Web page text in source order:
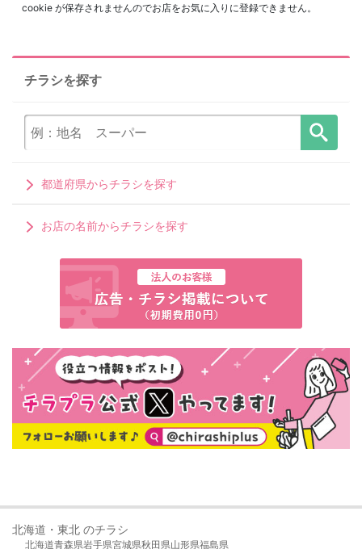
cookie が保存されませんのでお店をお気に入りに登録できません。
チラシを探す
都道府県からチラシを探す
お店の名前からチラシを探す
北海道・東北 のチラシ
北海道青森県岩手県宮城県秋田県山形県福島県